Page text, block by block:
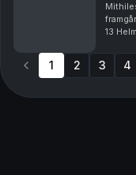
blivit
13
1 2 3 4